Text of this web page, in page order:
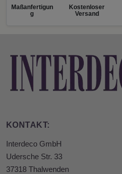
Maßanfertigun
g
Kostenloser
Versand
KONTAKT:
Interdeco GmbH
Udersche Str. 33
37318 Thalwenden